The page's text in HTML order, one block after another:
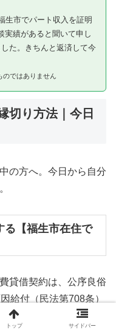
生市でパート収入を証明
実績があると聞いて申し
た。きちんと返済して今
ではありません
切り方法｜今日
の方へ。今日から自分
る【福生市在住で
貸借契約は、公序良俗
給付（民法第708条）
。福生市在住であって
トップ サイドバー